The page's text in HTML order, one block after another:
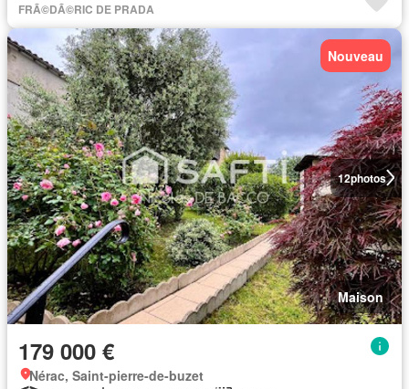
FRÃ©DÃ©RIC DE PRADA
12photos
Nouveau
Maison
179 000 €
Nérac, Saint-pierre-de-buzet